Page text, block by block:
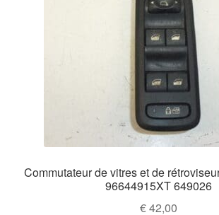
Commutateur de vitres et de
96644915XT 649026
€42,00